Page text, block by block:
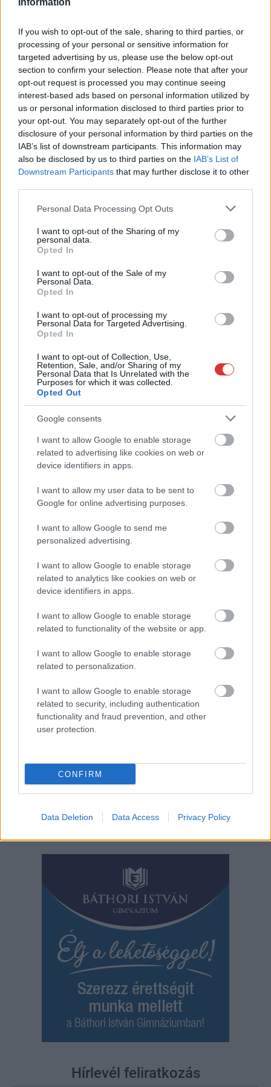
Information
If you wish to opt-out of the sale, sharing to third parties, or
processing of your personal or sensitive information for
targeted advertising by us, please use the below opt-out
section to confirm your selection. Please note that after your
opt-out request is processed you may continue seeing
interest-based ads based on personal information utilized by
us or personal information disclosed to third parties prior to
your opt-out. You may separately opt-out of the further
disclosure of your personal information by third parties on the
IAB’s list of downstream participants. This information may
also be disclosed by us to third parties on the IAB’s List of
Downstream Participants that may further disclose it to other
Please note that this website/app uses one or more Google
not limited to your visit or usage behaviour. You may click to
grant or deny consent to Google and its third-party tags to
use your data for below specified purposes in below Google
consent section.
Personal Data Processing Opt Outs
I want to opt-out of the Sharing of my
personal data.
Opted In
I want to opt-out of the Sale of my
Personal Data.
Opted In
I want to opt-out of processing my
Personal Data for Targeted Advertising.
Opted In
I want to opt-out of Collection, Use,
Retention, Sale, and/or Sharing of my
Personal Data that Is Unrelated with the
Purposes for which it was collected.
Opted Out
Google consents
I want to allow Google to enable storage
related to advertising like cookies on web or
device identifiers in apps.
I want to allow my user data to be sent to
Google for online advertising purposes.
I want to allow Google to send me
personalized advertising.
I want to allow Google to enable storage
related to analytics like cookies on web or
device identifiers in apps.
I want to allow Google to enable storage
related to functionality of the website or app.
I want to allow Google to enable storage
related to personalization.
I want to allow Google to enable storage
related to security, including authentication
functionality and fraud prevention, and other
user protection.
CONFIRM
Data Deletion Data Access Privacy Policy
Szolnok Megyei Jogú
Város Önkormányzata
2026-ban is
meghirdette a „Kátay
Endre-díj” odaítélésére
vonatkozó jelölési
felhívást. Az
elismerésre olyan
személyek és közösségek ajánlhatók, akik hosszú távú
tevékenységükkel a társadalmi együttélés és az
TOVÁBB OLVASOM
Szolnok esélyegyenlőség , Kátay Endre-díj , önkormányzat ,pályázat
társadalmi kohézió
Elindult a 2026-os „Szolnok Családbarát
Munkahelye” pályázat
2026.01.29. Horváth Zsolt
meghirdette a „Szolnok
Családbarát
Munkahelye”
szervezettípust is
TOVÁBB OLVASOM
helyi gazdaság,
munkahely önkormányzat pályázat, Szolnok
Szolnok önkormányzata visszautasítja Szalay
Ferenc állításait
2025.12.09. Horváth Zsolt
Szolnok Megyei Jogú
Város Önkormányzata
polgármester vádjaira,
mulasztás miatt hiúsult
meg a 619 millió forintos támogatási kérelem elektronikus
benyújtása, hanem a támogató oldalán fellépő technikai
akadály miatt.
Szolnok közélet,önkormányzat
Bejegyzés
navigáció
Régebbi bejegyzések
Hírlevél feliratkozás